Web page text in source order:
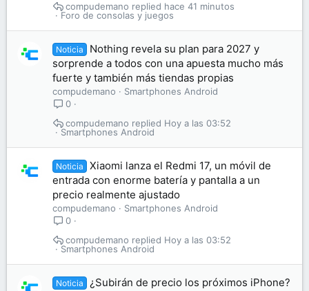
Foro de consolas y juegos
hace 41 minutos
compudemano
Noticia
Nothing revela su plan para 2027 y
sorprende a todos con una apuesta mucho más
fuerte y también más tiendas propias
compudemano
Smartphones Android
0
Smartphones Android
Hoy a las 03:52
compudemano
Noticia
Xiaomi lanza el Redmi 17, un móvil de
entrada con enorme batería y pantalla a un
precio realmente ajustado
compudemano
Smartphones Android
0
Smartphones Android
Hoy a las 03:52
compudemano
Noticia
¿Subirán de precio los próximos iPhone?